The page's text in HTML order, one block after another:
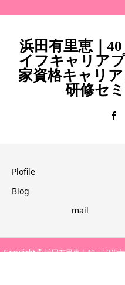
浜田有里恵｜
イフキャリア
家資格キャリ
研修セミ
Plofile
Blog
mail
Copyright © 浜田有里恵｜40・50代